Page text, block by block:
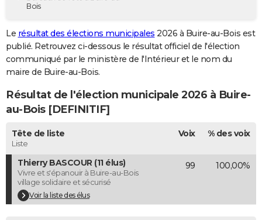
Destinations
City break
Voyage nature
Voyage de noces
Forum
GUIDES D'ACHAT
BONS PLANS
Carte de Noël
Carte Bonne année
Carte Saint-Valentin
Carte Pâques
Carte d'anniversaire
DICTIONNAIRE
Dictionnaire
Biographies
Citations
Expressions
Proverbes
PROGRAMME TV
COPAINS D'AVANT
S'inscrire
Se connecter
Lycées
Collèges
Primaires
Universités
Entreprises
Service militaire
Avis de recherche
AVIS DE DÉCÈS
FORUM
Bois
Le résultat des élections municipales 2026 à Buire-au-Bois est
publié. Retrouvez ci-dessous le résultat officiel de l'élection
communiqué par le ministère de l'Intérieur et le nom du
maire de Buire-au-Bois.
Résultat de l'élection municipale 2026 à Buire-
au-Bois [DEFINITIF]
Tête de liste
Liste
Voix % des voix
Thierry BASCOUR (11 élus)
Vivre et s'épanouir à Buire-au-Bois
village solidaire et sécurisé
Voir la liste des élus
99 100,00%